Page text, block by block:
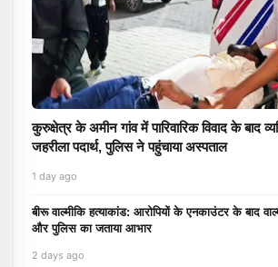
कुरुक्षेत्र के अमीन गांव में पारिवारिक विवाद के बाद
जहरीला पदार्थ, पुलिस ने पहुंचाया अस्पताल
1 day ago
बीरू वाल्मीकि हत्याकांड: आरोपियों के एनकाउंटर के बाद
और पुलिस का जताया आभार
2 days ago